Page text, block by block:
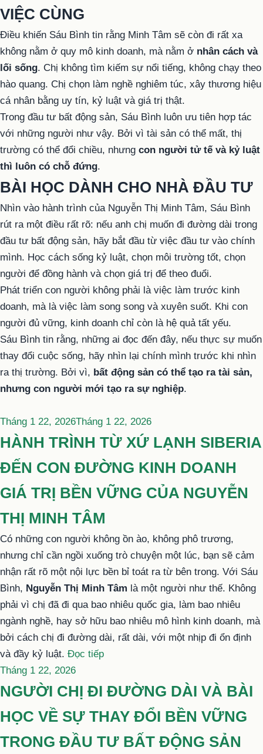
VIỆC CÙNG
Điều khiến Sáu Bình tin rằng Minh Tâm sẽ còn đi rất xa
không nằm ở quy mô kinh doanh, mà nằm ở nhân cách và
lối sống. Chị không tìm kiếm sự nổi tiếng, không chạy theo
hào quang. Chị chọn làm nghề nghiêm túc, xây thương hiệu
cá nhân bằng uy tín, kỷ luật và giá trị thật.
Trong đầu tư bất động sản, Sáu Bình luôn ưu tiên hợp tác
với những người như vậy. Bởi vì tài sản có thể mất, thị
trường có thể đổi chiều, nhưng con người tử tế và kỷ luật
thì luôn có chỗ đứng.
BÀI HỌC DÀNH CHO NHÀ ĐẦU TƯ
Nhìn vào hành trình của Nguyễn Thị Minh Tâm, Sáu Bình
rút ra một điều rất rõ: nếu anh chị muốn đi đường dài trong
đầu tư bất động sản, hãy bắt đầu từ việc đầu tư vào chính
mình. Học cách sống kỷ luật, chọn môi trường tốt, chọn
người để đồng hành và chọn giá trị để theo đuổi.
Phát triển con người không phải là việc làm trước kinh
doanh, mà là việc làm song song và xuyên suốt. Khi con
người đủ vững, kinh doanh chỉ còn là hệ quả tất yếu.
Sáu Bình tin rằng, những ai đọc đến đây, nếu thực sự muốn
thay đổi cuộc sống, hãy nhìn lại chính mình trước khi nhìn
ra thị trường. Bởi vì, bất động sản có thể tạo ra tài sản,
nhưng con người mới tạo ra sự nghiệp.
Đăng
trong
Tháng 1 22, 2026Tháng 1 22, 2026
HÀNH TRÌNH TỪ XỨ LẠNH SIBERIA
ĐẾN CON ĐƯỜNG KINH DOANH
GIÁ TRỊ BỀN VỮNG CỦA NGUYỄN
THỊ MINH TÂM
Có những con người không ồn ào, không phô trương,
nhưng chỉ cần ngồi xuống trò chuyện một lúc, bạn sẽ cảm
nhận rất rõ một nội lực bền bỉ toát ra từ bên trong. Với Sáu
Bình, Nguyễn Thị Minh Tâm là một người như thế. Không
phải vì chị đã đi qua bao nhiêu quốc gia, làm bao nhiêu
ngành nghề, hay sở hữu bao nhiêu mô hình kinh doanh, mà
bởi cách chị đi đường dài, rất dài, với một nhịp đi ổn định
và đầy kỷ luật. Đọc tiếp“HÀNH
TỪ
LẠNH
SIBERIA
Đăng
trong
Tháng 1 22, 2026
NGƯỜI CHỊ ĐI ĐƯỜNG DÀI VÀ BÀI
HỌC VỀ SỰ THAY ĐỔI BỀN VỮNG
TRONG ĐẦU TƯ BẤT ĐỘNG SẢN